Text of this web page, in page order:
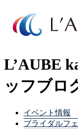
L’AUBE
ッフブロ
イベント情報
ブライダルフ